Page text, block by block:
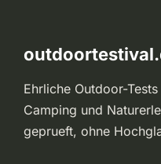
Ehrliche Outdoor-
Camping und
geprueft, ohne